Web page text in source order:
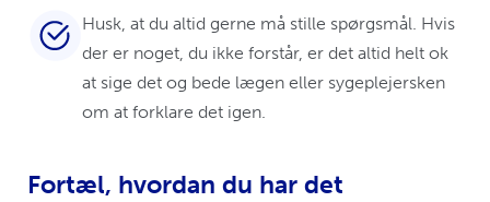
Husk, at du altid gerne må stille spørgsmål. Hvis
der er noget, du ikke forstår, er det altid helt ok
at sige det og bede lægen eller sygeplejersken
om at forklare det igen.
Fortæl, hvordan du har det